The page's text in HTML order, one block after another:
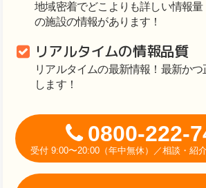
地域密着でどこよりも詳しい情報
の施設の情報があります！
リアルタイムの情報品質
リアルタイムの最新情報！最新か
します！
0800-222-
受付 9:00〜20:00（年中無休）／相談・紹